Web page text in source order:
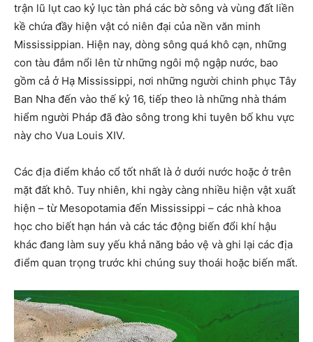
trận lũ lụt cao kỷ lục tàn phá các bờ sông và vùng đất liền
kề chứa đầy hiện vật có niên đại của nền văn minh
Mississippian. Hiện nay, dòng sông quá khô cạn, những
con tàu đắm nổi lên từ những ngôi mộ ngập nước, bao
gồm cả ở Hạ Mississippi, nơi những người chinh phục Tây
Ban Nha đến vào thế kỷ 16, tiếp theo là những nhà thám
hiểm người Pháp đã đào sông trong khi tuyên bố khu vực
này cho Vua Louis XIV.
Các địa điểm khảo cổ tốt nhất là ở dưới nước hoặc ở trên
mặt đất khô. Tuy nhiên, khi ngày càng nhiều hiện vật xuất
hiện – từ Mesopotamia đến Mississippi – các nhà khoa
học cho biết hạn hán và các tác động biến đổi khí hậu
khác đang làm suy yếu khả năng bảo vệ và ghi lại các địa
điểm quan trọng trước khi chúng suy thoái hoặc biến mất.